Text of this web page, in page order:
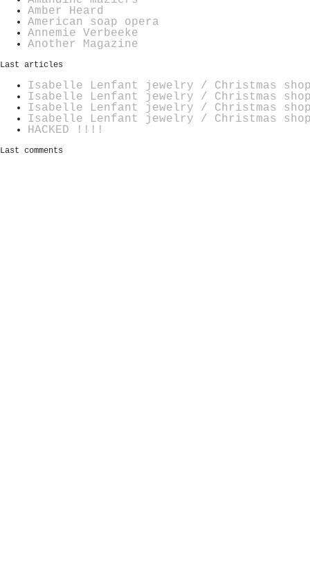
Amber Heard
American soap opera
Annemie Verbeeke
Another Magazine
Last articles
Isabelle Lenfant jewelry / Christmas
Isabelle Lenfant jewelry / Christmas
Isabelle Lenfant jewelry / Christmas
Isabelle Lenfant jewelry / Christmas
HACKED !!!!
Last comments